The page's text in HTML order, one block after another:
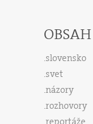
OBSAH
slovensko
svet
názory
rozhovory
reportáže